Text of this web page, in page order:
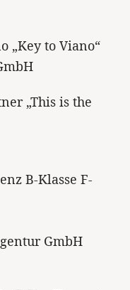
„Key to Viano“
„This is the
B-Klasse F-
GmbH